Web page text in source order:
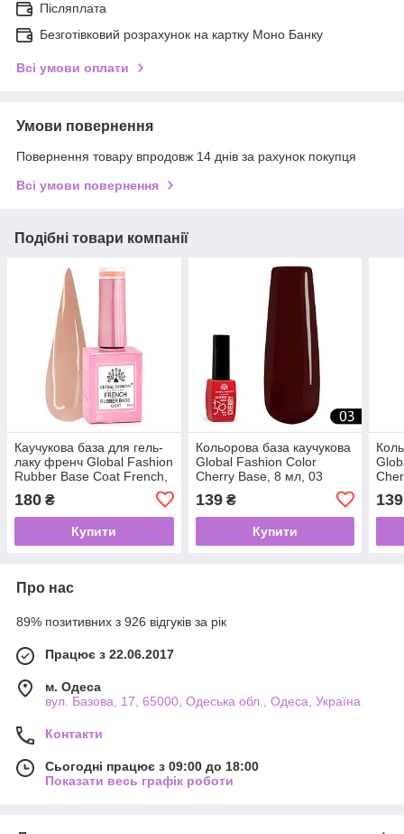
Післяплата
Безготівковий розрахунок на картку Моно Банку
Всі умови оплати
Умови повернення
Повернення товару впродовж 14 днів за рахунок покупця
Всі умови повернення
Подібні товари компанії
Каучукова база для гель-
лаку френч Global Fashion
Rubber Base Coat French,
180 ₴
Купити
Кольорова база каучукова
Global Fashion Color
Cherry Base, 8 мл, 03
139₴
Купити
139
Про нас
89% позитивних з 926 відгуків за рік
Працює з 22.06.2017
м. Одеса
вул. Базова, 17, 65000, Одеська обл., Одеса, Україна
Контакти
Сьогодні працює з 09:00 до 18:00
Показати весь графік роботи